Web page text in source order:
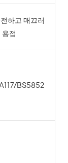
하고 매끄러
용접
BS5852